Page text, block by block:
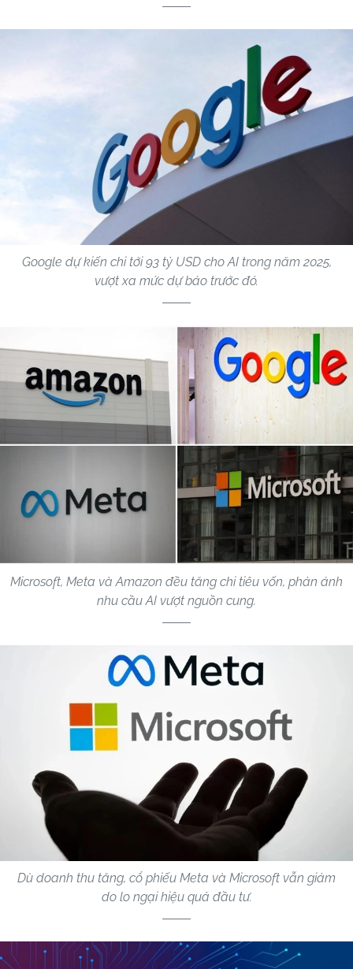
Google dự kiến chi tới 93 tỷ USD cho AI trong năm 2025,
vượt xa mức dự báo trước đó.
Microsoft, Meta và Amazon đều tăng chi tiêu vốn, phản ánh
nhu cầu AI vượt nguồn cung.
Dù doanh thu tăng, cổ phiếu Meta và Microsoft vẫn giảm
do lo ngại hiệu quả đầu tư.